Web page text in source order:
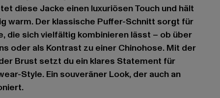
diese Jacke einen luxuriösen Touch und hält
warm. Der klassische Puffer-Schnitt sorgt für
die sich vielfältig kombinieren lässt – ob über
oder als Kontrast zu einer Chinohose. Mit der
Brust setzt du ein klares Statement für
Style. Ein souveräner Look, der auch an